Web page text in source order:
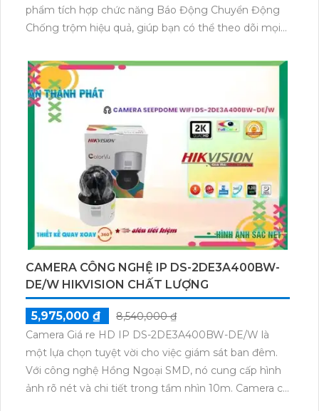
phẩm tích hợp chức năng Báo Động Chuyển Động
Chống trộm hiệu quả, giúp bạn có thể theo dõi mọi
Với công nghệ Hồng Ngoại Smart IR siêu tiết kiệm
băng thông H.265/H.264+/H.264, camera cho phép
bạn xem hình ảnh chất lượng cao mà không tốn
nhiều băng thông internet. Đặc biệt, công nghệ
Hồng Ngoại Smart IR thông minh trung thực CMOS
giúp camera thu hình ảnh màu đẹp hơn khi ánh sáng
CAMERA CÔNG NGHỆ IP DS-2DE3A400BW-
DE/W HIKVISION CHẤT LƯỢNG
5,975,000 ₫
8,540,000 ₫
Camera Giá re HD IP DS-2DE3A400BW-DE/W là
một lựa chọn tuyệt vời cho việc giám sát ban đêm.
Với công nghệ Hồng Ngoại SMD, nó cung cấp hình
ảnh rõ nét và chi tiết trong tầm nhìn 10m. Camera có